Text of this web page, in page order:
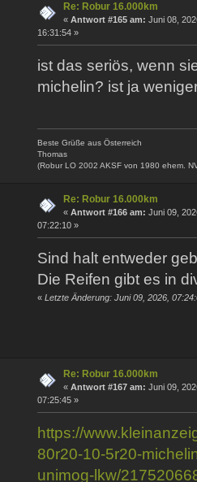
Re: Robur 16.000km
« Antwort #165 am: Juni 08,
16:31:54 »
ist das seriös, wenn
michelin? ist ja
Beste Grüße aus Österreich
Thomas
(Robur LO 2002 AKSF von 1980 ehem.
Re: Robur 16.000km
« Antwort #166 am: Juni 09,
07:22:10 »
Sind halt entweder
Die Reifen gibt es in
« Letzte Änderung: Juni 09, 2026,
Re: Robur 16.000km
« Antwort #167 am: Juni 09,
07:25:45 »
https://
80r20-10-5r20-
unimog-lkw/